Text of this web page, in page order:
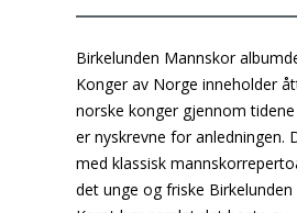
Birkelunden Mannskor
Konger av Norge inneholder
norske konger gjennom
er nyskrevne for anledningen.
med klassisk
det unge og friske Birkelunden